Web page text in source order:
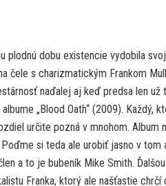
plodnú dobu existencie vydobila
čele s charizmatickým Frankom
naďalej aj keď predsa len už
„Blood Oath“ (2009). Každý,
určite pozná v mnohom. Album
si teda ale urobiť jasno v tom
a to je bubeník Mike Smith.
Franka, ktorý ale našťastie chrčí